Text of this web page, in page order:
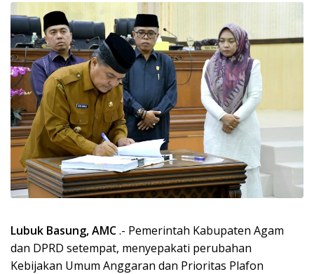
Lubuk Basung, AMC.- Pemerintah Kabupaten Agam
dan DPRD setempat, menyepakati perubahan
Kebijakan Umum Anggaran dan Prioritas Plafon